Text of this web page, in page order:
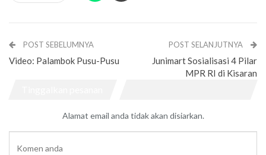
POST SEBELUMNYA
Video: Palambok Pusu-Pusu
POST SELANJUTNYA
Junimart Sosialisasi 4 Pilar
MPR RI di Kisaran
Alamat email anda tidak akan disiarkan.